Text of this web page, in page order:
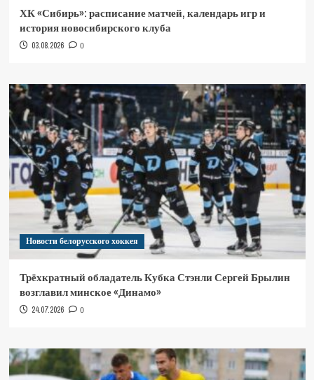
ХК «Сибирь»: расписание матчей, календарь игр и
история новосибирского клуба
03.08.2026 0
Новости белорусского хоккея
Трёхкратный обладатель Кубка Стэнли Сергей Брылин
возглавил минское «Динамо»
24.07.2026 0